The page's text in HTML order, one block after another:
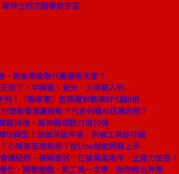
仲立的究極餐飲宇宙
新加坡能取代舊避稅天堂？
到了，中興電、東元、大同都入列
！「聯家軍」智原選對戰場EPS翻8倍
麼股價漲贏微軟？代表何種AI狂潮訊號？
戰36技，幫你職場戰力增10倍
位轉型！該做深這件事，別被工具迷花眼
心裡有苦想傾訴？從Line就能輕鬆上手
議紀錄、模擬面試⋯它當萬能助手，生產力加倍！
化、開發遊戲，新工具一次學，助你跨出界限